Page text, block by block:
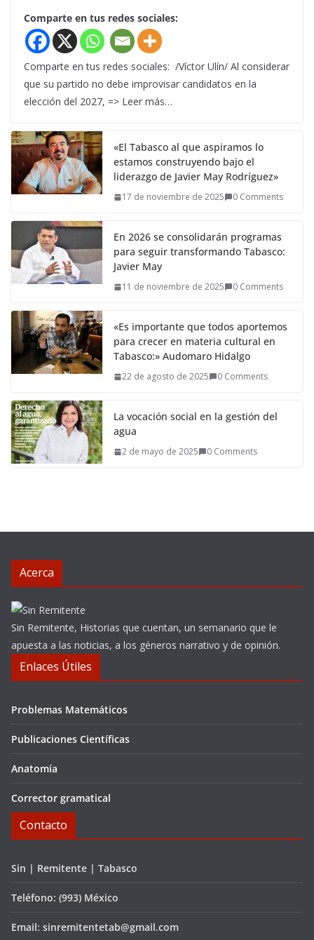
Comparte en tus redes sociales:
Comparte en tus redes sociales: /Víctor Ulín/ Al considerar
que su partido no debe improvisar candidatos en la
elección del 2027, => Leer más…
«El Tabasco al que aspiramos lo
estamos construyendo bajo el
liderazgo de Javier May Rodríguez»
17 de noviembre de 2025 0 Comments
En 2026 se consolidarán programas
para seguir transformando Tabasco:
Javier May
11 de noviembre de 2025 0 Comments
«Es importante que todos aportemos
para crecer en materia cultural en
Tabasco:» Audomaro Hidalgo
22 de agosto de 2025 0 Comments
La vocación social en la gestión del
agua
2 de mayo de 2025 0 Comments
Acerca
Sin Remitente, Historias que cuentan, un semanario que le
apuesta a las noticias, a los géneros narrativo y de opinión.
Enlaces Útiles
Problemas Matemáticos
Publicaciones Científicas
Anatomía
Corrector gramatical
Contacto
Sin | Remitente | Tabasco
Teléfono: (993) México
Email: sinremitentetab@gmail.com